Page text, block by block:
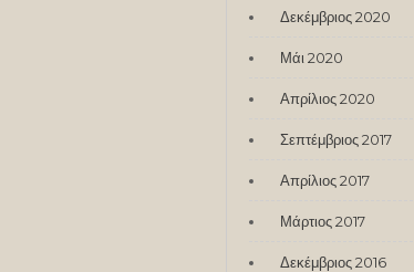
Δεκέμβριος 2020
Μάι 2020
Απρίλιος 2020
Σεπτέμβριος 2017
Απρίλιος 2017
Μάρτιος 2017
Δεκέμβριος 2016